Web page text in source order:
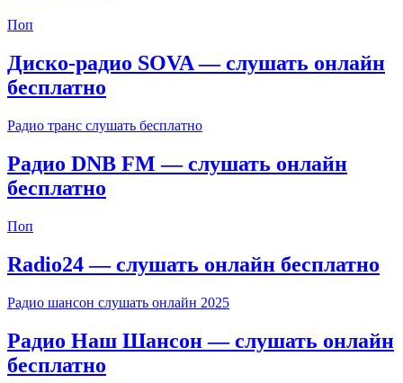
Поп
Диско-радио SOVA — слушать онлайн
бесплатно
Радио транс слушать бесплатно
Радио DNB FM — слушать онлайн
бесплатно
Поп
Radio24 — слушать онлайн бесплатно
Радио шансон слушать онлайн 2025
Радио Наш Шансон — слушать онлайн
бесплатно